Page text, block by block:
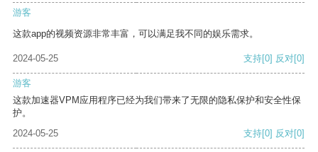
游客
这款app的视频资源非常丰富，可以满足我不同的娱乐需求。
2024-05-25 支持[0] 反对[0]
游客
这款加速器VPM应用程序已经为我们带来了无限的隐私保护和安全性保
护。
2024-05-25
支持[0] 反对[0]